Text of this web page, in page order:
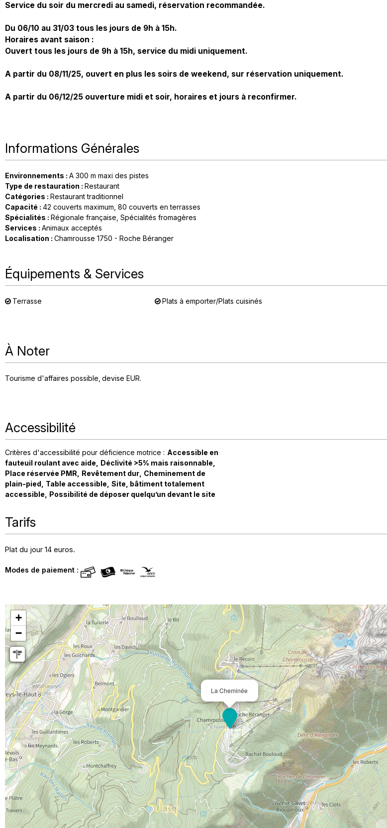
Service du soir du mercredi au samedi, réservation recommandée.
Du 06/10 au 31/03 tous les jours de 9h à 15h.
Horaires avant saison :
Ouvert tous les jours de 9h à 15h, service du midi uniquement.
A partir du 08/11/25, ouvert en plus les soirs de weekend, sur réservation uniquement.
A partir du 06/12/25 ouverture midi et soir, horaires et jours à reconfirmer.
Informations Générales
Environnements : A 300 m maxi des pistes
Type de restauration : Restaurant
Catégories : Restaurant traditionnel
Capacité : 42 couverts maximum 80 couverts en terrasses
Spécialités : Régionale française Spécialités fromagères
Services : Animaux acceptés
Localisation : Chamrousse 1750 - Roche Béranger
Équipements & Services
Terrasse Plats à emporter/Plats cuisinés
À Noter
Tourisme d'affaires possible devise EUR
Accessibilité
Critères d'accessibilité pour déficience motrice : Accessible en
fauteuil roulant avec aide
Déclivité >5% mais raisonnable
Place réservée PMR
Revêtement dur Cheminement de
plain-pied
Table accessible Site, bâtiment totalement
accessible
Possibilité de déposer quelqu’un devant le site
Tarifs
Plat du jour 14 euros.
Modes de paiement :
La Cheminée
+
−